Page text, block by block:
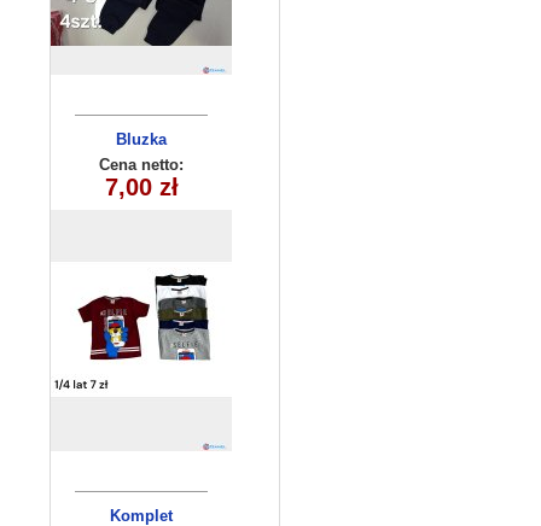
Bluzka
chłopięca
(1-4) 4szt
Cena netto:
7,00 zł
Komplet